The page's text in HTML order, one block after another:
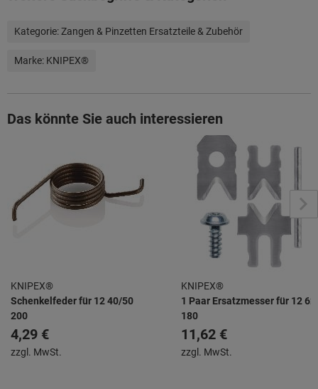
Kategorie:Zangen & Pinzetten Ersatzteile & Zubehör
Marke: KNIPEX®
Das könnte Sie auch interessieren
KNIPEX®
Schenkelfeder für 12 40/50
200
4,29 €
zzgl. MwSt.
KNIPEX®
1 Paar Ersatzmesser für 12 62
180
11,62 €
zzgl. MwSt.